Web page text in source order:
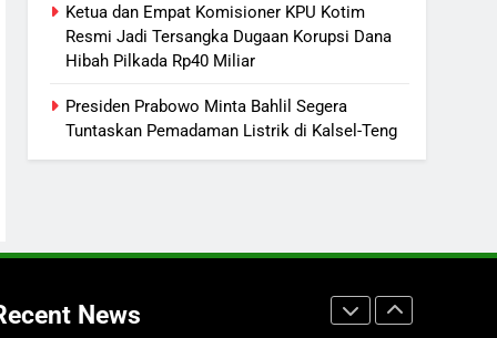
Ketua dan Empat Komisioner KPU Kotim
Resmi Jadi Tersangka Dugaan Korupsi Dana
Hibah Pilkada Rp40 Miliar
Presiden Prabowo Minta Bahlil Segera
Tuntaskan Pemadaman Listrik di Kalsel-Teng
News
Manajemen FEB UPR Cetak
Lulusan Siap Kerja Melalui
Program Magang Berdampak
2
Siaga, PLN Batasi Pasokan